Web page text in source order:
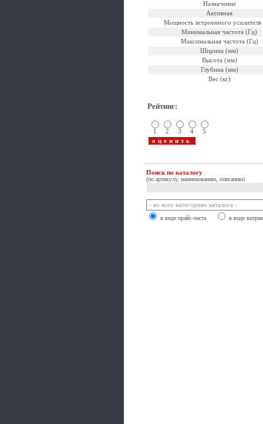
Назначение
Активная
Мощность встроенного
Минимальная частота (Гц)
Максимальная частота (Гц)
Ширина (мм)
Высота (мм)
Глубина (мм)
Вес (кг)
Рейтинг:
1 2 3 4 5
Поиск по каталогу
(по артикулу, наименованию, описанию)
в виде прайс-листа в виде